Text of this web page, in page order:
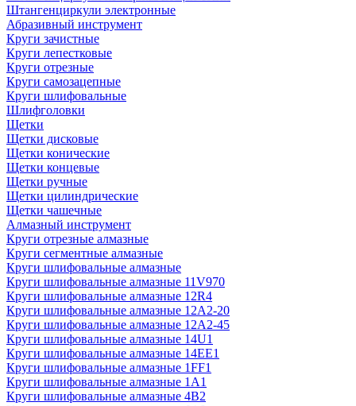
Штангенциркули электронные
Абразивный инструмент
Круги зачистные
Круги лепестковые
Круги отрезные
Круги самозацепные
Круги шлифовальные
Шлифголовки
Щетки
Щетки дисковые
Щетки конические
Щетки концевые
Щетки ручные
Щетки цилиндрические
Щетки чашечные
Алмазный инструмент
Круги отрезные алмазные
Круги сегментные алмазные
Круги шлифовальные алмазные
Круги шлифовальные алмазные 11V970
Круги шлифовальные алмазные 12R4
Круги шлифовальные алмазные 12А2-20
Круги шлифовальные алмазные 12А2-45
Круги шлифовальные алмазные 14U1
Круги шлифовальные алмазные 14ЕЕ1
Круги шлифовальные алмазные 1FF1
Круги шлифовальные алмазные 1А1
Круги шлифовальные алмазные 4В2